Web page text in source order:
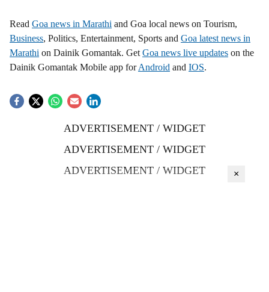
Read Goa news in Marathi and Goa local news on Tourism,
Business, Politics, Entertainment, Sports and Goa latest news in
Marathi on Dainik Gomantak. Get Goa news live updates on the
Dainik Gomantak Mobile app forAndroid and IOS.
ADVERTISEMENT / WIDGET
ADVERTISEMENT / WIDGET
ADVERTISEMENT / WIDGET
×